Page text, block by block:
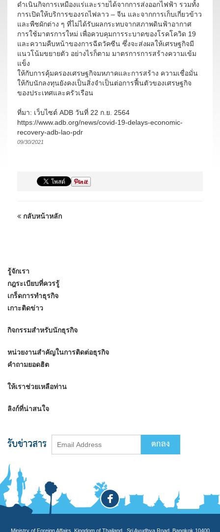
ดำเนินกิจการเหมืองแร่และรายได้จากการส่งออกไฟฟ้า รวมทั้ง
การเปิดให้บริการของรถไฟลาว – จีน และจากการเก็บเกี่ยวข้าว
และพืชผักต่าง ๆ ที่ไม่ได้รับผลกระทบจากสภาพดินฟ้าอากาศ
การใช้มาตรการใหม่ เพื่อควบคุมการระบาดของโรคโควิด 19
และความคืบหน้าของการฉีดวัคซีน ซึ่งจะส่งผลให้เศรษฐกิจมี
แนวโน้มขยายตัว อย่างไรก็ตาม มาตรการการสร้างความเข้ม
แข็ง
ให้กับการคุ้มครองเศรษฐกิจมหภาคและการสร้าง ความเชื่อมั่น
ให้กับนักลงทุนยังคงเป็นสิ่งจำเป็นต่อการฟื้นตัวของเศรษฐกิจ
ของประเทศและครัวเรือน
ที่มา: เว็บไซต์ ADB วันที่ 22 ก.ย. 2564
https://www.adb.org/news/covid-19-delays-economic-
recovery-adb-lao-pdr
09/30/2021
กลับหน้าหลัก
รู้จักเรา
กฎระเบียบที่ควรรู้
เกร็ดการทำธุรกิจ
เกาะติดข่าว
กิจกรรมสำหรับนักธุรกิจ
หน่วยงานสำคัญในการติดต่อธุรกิจ
คำถามยอดฮิต
ให้เราช่วยเหลือท่าน
ลิงก์ที่น่าสนใจ
รับข่าวสาร
Ministry of Foreign Affairs, Kingdom of Thailand , Sri Ayudhya Road, Bangkok 10400